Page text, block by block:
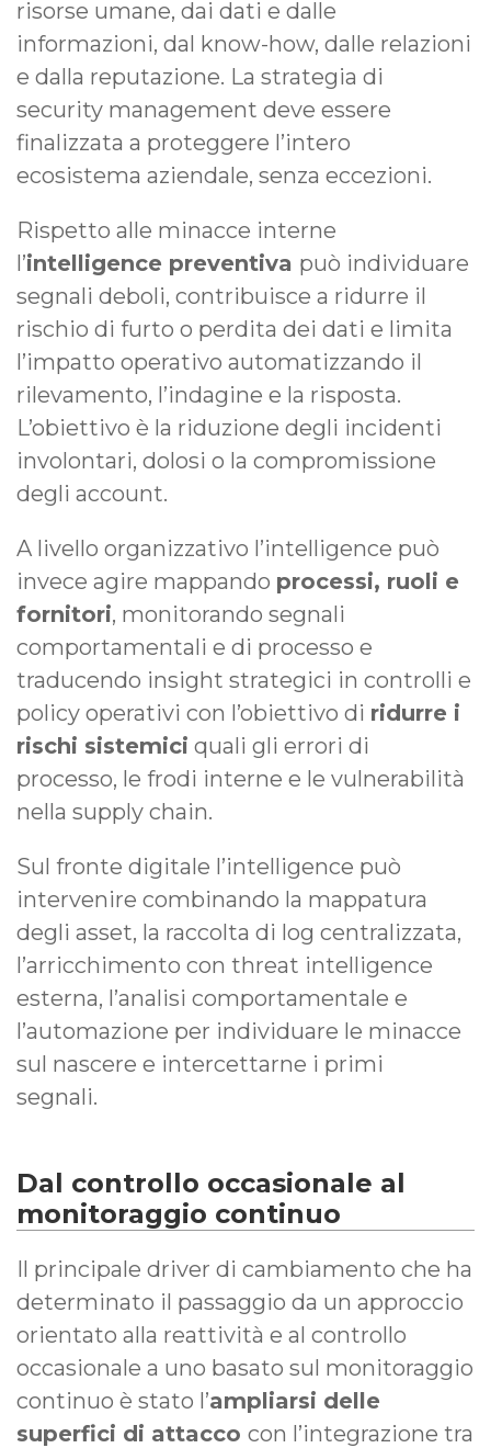
risorse umane, dai dati e dalle
informazioni, dal know-how, dalle relazioni
e dalla reputazione. La strategia di
security management deve essere
finalizzata a proteggere l’intero
ecosistema aziendale, senza eccezioni.
Rispetto alle minacce interne
l’intelligence preventiva può individuare
segnali deboli, contribuisce a ridurre il
rischio di furto o perdita dei dati e limita
l’impatto operativo automatizzando il
rilevamento, l’indagine e la risposta.
L’obiettivo è la riduzione degli incidenti
involontari, dolosi o la compromissione
degli account.
A livello organizzativo l’intelligence può
invece agire mappando processi, ruoli e
fornitori, monitorando segnali
comportamentali e di processo e
traducendo insight strategici in controlli e
policy operativi con l’obiettivo di ridurre i
rischi sistemici quali gli errori di
processo, le frodi interne e le vulnerabilità
nella supply chain.
Sul fronte digitale l’intelligence può
intervenire combinando la mappatura
degli asset, la raccolta di log centralizzata,
l’arricchimento con threat intelligence
esterna, l’analisi comportamentale e
l’automazione per individuare le minacce
sul nascere e intercettarne i primi
segnali.
Dal controllo occasionale al
monitoraggio continuo
Il principale driver di cambiamento che ha
determinato il passaggio da un approccio
orientato alla reattività e al controllo
occasionale a uno basato sul monitoraggio
continuo è stato l’ampliarsi delle
superfici di attacco con l’integrazione tra